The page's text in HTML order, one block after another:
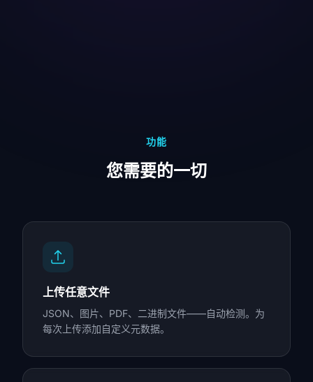
功能
您需要的一切
上传任意文件
JSON、图片、PDF、二进制文件——自动检测。为
每次上传添加自定义元数据。